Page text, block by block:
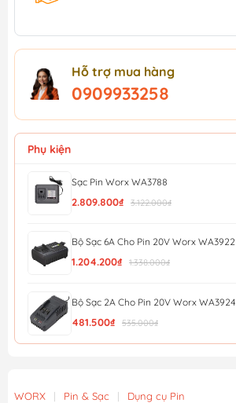
Hỗ trợ mua hàng
0909933258
Phụ kiện
Sạc Pin Worx WA3788
2.809.800₫ 3.122.000₫
Bộ Sạc 6A Cho Pin 20V Worx WA3922
1.204.200₫ 1.338.000₫
Bộ Sạc 2A Cho Pin 20V Worx WA3924
481.500₫ 535.000₫
WORX | Pin & Sạc | Dụng cụ Pin